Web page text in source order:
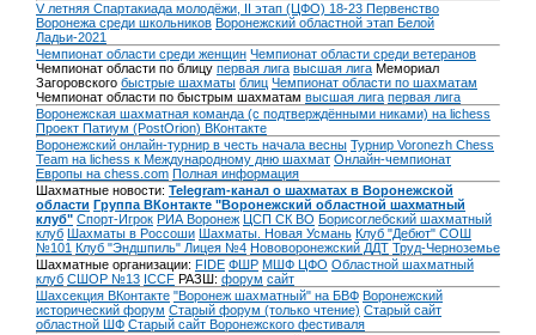
V летняя Спартакиада молодёжи, II этап (ЦФО) 18-23 Первенство
Воронежа среди школьников Воронежский областной этап Белой
Ладьи-2021
Чемпионат области среди женщин Чемпионат области среди ветеранов
Чемпионат области по блицу первая лига высшая лига Мемориал
Загоровского быстрые шахматы блиц Чемпионат области по шахматам
Чемпионат области по быстрым шахматам высшая лига первая лига
Воронежская шахматная команда (с подтверждёнными никами) на lichess
Проект Патиум (PostOrion) ВКонтакте
Воронежский онлайн-турнир в честь начала весны Турнир Voronezh Chess
Team на lichess к Международному дню шахмат Онлайн-чемпионат
Европы на chess.com Полная информация
Шахматные новости: Telegram-канал о шахматах в Воронежской
области Группа ВКонтакте "Воронежский областной шахматный
клуб" Спорт-Игрок РИА Воронеж ЦСП СК ВО Борисоглебский шахматный
клуб Шахматы в Россоши Шахматы. Новая Усмань Клуб "Дебют" СОШ
№101 Клуб "Эндшпиль" Лицея №4 Нововоронежский ДДТ Труд-Черноземье
Шахматные организации: FIDE ФШР МШФ ЦФО Областной шахматный
клуб СШОР №13 ICCF РАЗШ: форум сайт
Шахсекция ВКонтакте "Воронеж шахматный" на БВФ Воронежский
исторический форум Cтарый форум (только чтение) Старый сайт
областной ШФ Старый сайт Воронежского фестиваля